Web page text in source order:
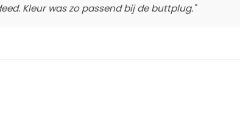
Kleur was zo passend bij de buttplug."